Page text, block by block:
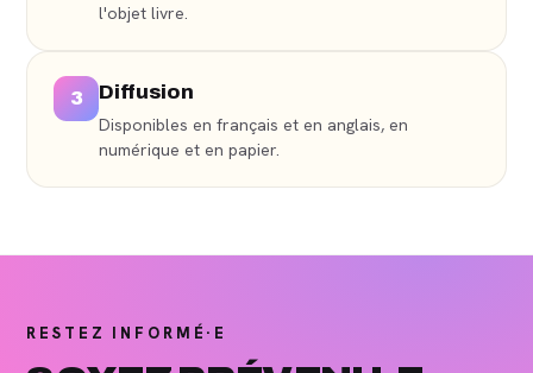
l'objet livre.
3 Diffusion
Disponibles en français et en anglais, en
numérique et en papier.
RESTEZ INFORMÉ·E